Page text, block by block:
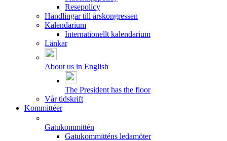
Resepolicy
Handlingar till årskongressen
Kalendarium
Internationellt kalendarium
Länkar
About us in English
The President has the floor
Vår tidskrift
Kommittéer
Gatukommittén
Gatukommitténs ledamöter